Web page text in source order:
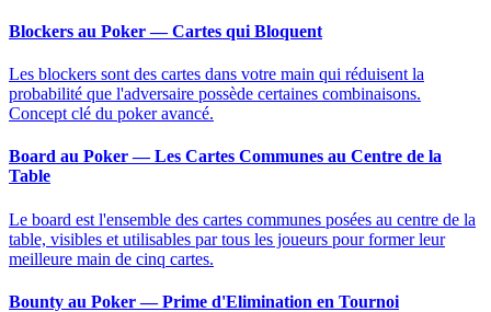
Blockers au Poker — Cartes qui Bloquent
Les blockers sont des cartes dans votre main qui réduisent la
probabilité que l'adversaire possède certaines combinaisons.
Concept clé du poker avancé.
Board au Poker — Les Cartes Communes au Centre de la
Table
Le board est l'ensemble des cartes communes posées au centre de la
table, visibles et utilisables par tous les joueurs pour former leur
meilleure main de cinq cartes.
Bounty au Poker — Prime d'Elimination en Tournoi